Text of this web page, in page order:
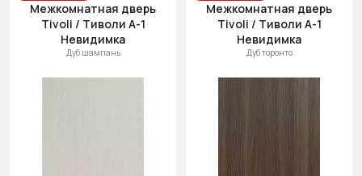
Межкомнатная дверь
Tivoli / Тиволи А-1
Невидимка
Дуб шампань
Межкомнатная дверь
Tivoli / Тиволи А-1
Невидимка
Дуб торонто